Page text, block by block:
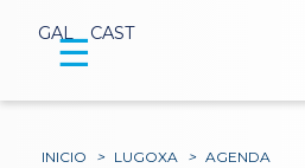
GAL CAST
☰
INICIO > LUGOXA > AGENDA